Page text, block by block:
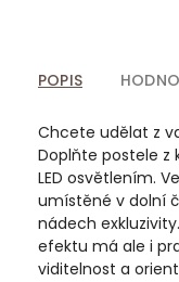
POPIS
Chcete udělat z
Doplňte postele z
LED osvětlením.
umístěné v dolní
nádech
efektu má ale i
viditelnost a